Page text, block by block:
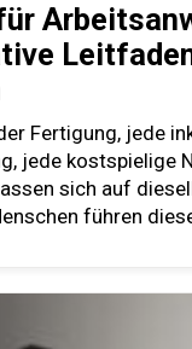
Fertigung, jede
jede kostspielige
sich auf
führen